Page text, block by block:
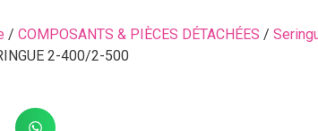
/ COMPOSANTS & PIÈCES DÉTACHÉES /
2-400/2-500